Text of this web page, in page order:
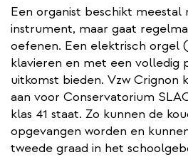
Een organist beschikt
instrument, maar gaat
oefenen. Een elektrisch orgel
klavieren en met een volledig
uitkomst bieden. Vzw Crignon
aan voor Conservatorium
klas 41 staat. Zo kunnen de
opgevangen worden en
tweede graad in het